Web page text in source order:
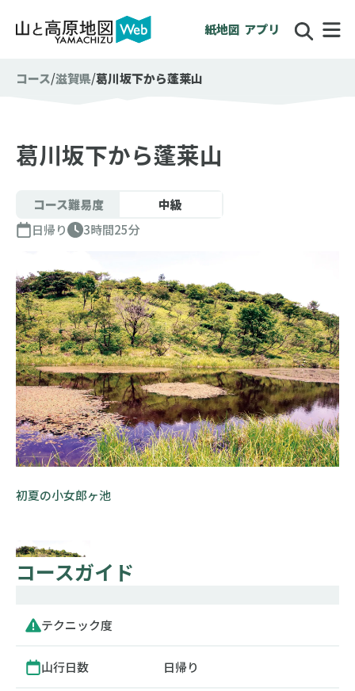
紙地図 アプリ
コース 滋賀県 葛川坂下から蓬莱山
葛川坂下から蓬莱山
コース難易度
中級
日帰り
3時間25分
初夏の小女郎ヶ池
コースガイド
テクニック度
山行日数 日帰り